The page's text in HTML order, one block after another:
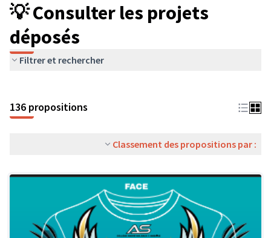
💡 Consulter les projets
déposés
Filtrer et rechercher
136 propositions
Classement des propositions par :